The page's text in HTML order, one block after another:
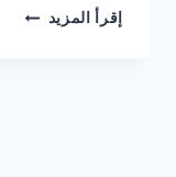
إقرأ المزيد أفضل